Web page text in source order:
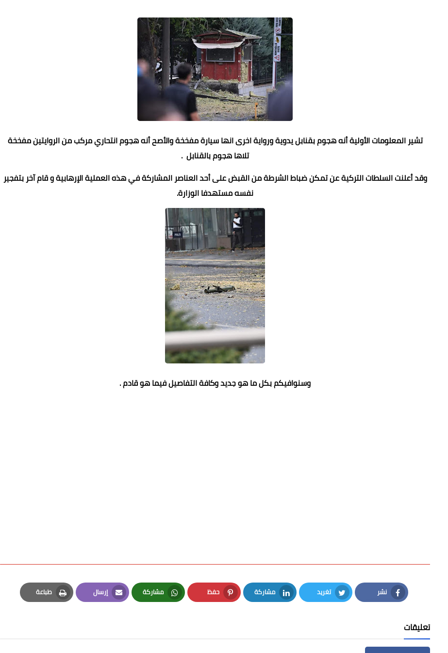
تشير المعلومات الأولية أنه هجوم بقنابل يدوية ورواية اخرى انها سيارة مفخخة والأصح أنه هجوم انتحاري مركب من الروايتين مفخخة
تلاها هجوم بالقنابل .
وقد أعلنت السلطات التركية عن تمكن ضباط الشرطة من القبض على أحد العناصر المشاركة في هذه العملية الإرهابية و قام آخر بتفجير
نفسه مستهدفا الوزارة.
وسنوافيكم بكل ما هو جديد وكافة التفاصيل فيما هو قادم .
نشر
Facebook
تغريد
Twitter
مشاركة
LinkedIn
حفظ
Pinterest
مشاركة
Whatsapp
إرسال
Email
طباعة
Print
تعليقات